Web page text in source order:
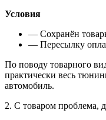
Условия
— Cохранён
— Пересылку
По поводу товарного
практически весь
автомобиль.
2. С товаром проблема,